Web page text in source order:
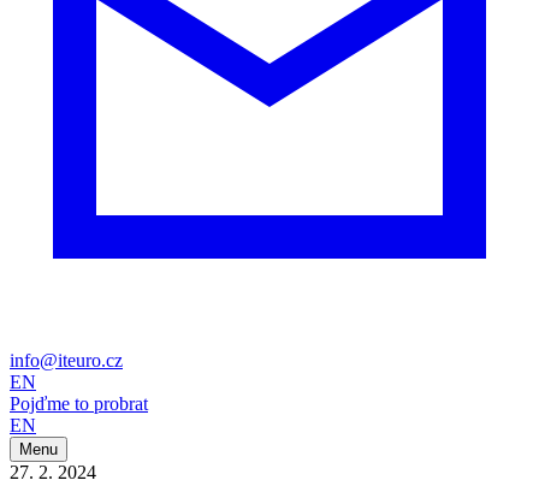
info@iteuro.cz
EN
Pojďme to probrat
EN
Menu
27. 2. 2024